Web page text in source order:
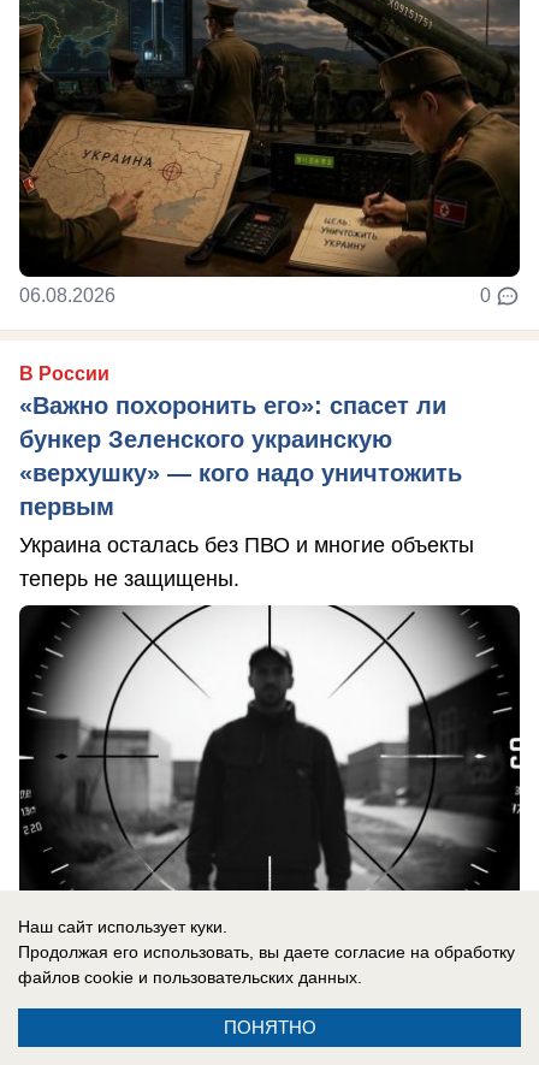
06.08.2026 0
В России
«Важно похоронить его»: спасет ли
бункер Зеленского украинскую
«верхушку» — кого надо уничтожить
первым
Украина осталась без ПВО и многие объекты
теперь не защищены.
Наш сайт использует куки.
Продолжая его использовать, вы даете согласие на обработку
файлов cookie и пользовательских данных.
ПОНЯТНО